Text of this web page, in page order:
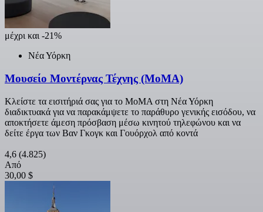
μέχρι και -21%
Νέα Υόρκη
Μουσείο Μοντέρνας Τέχνης (ΜοΜΑ)
Κλείστε τα εισιτήριά σας για το ΜοΜΑ στη Νέα Υόρκη
διαδικτυακά για να παρακάμψετε το παράθυρο γενικής εισόδου, να
αποκτήσετε άμεση πρόσβαση μέσω κινητού τηλεφώνου και να
δείτε έργα των Βαν Γκογκ και Γουόρχολ από κοντά
4,6 (4.825)
Από
30,00 $